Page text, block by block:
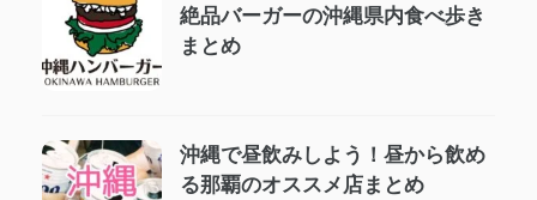
絶品バーガーの沖縄県内食べ歩き
まとめ
沖縄で昼飲みしよう！昼から飲め
る那覇のオススメ店まとめ